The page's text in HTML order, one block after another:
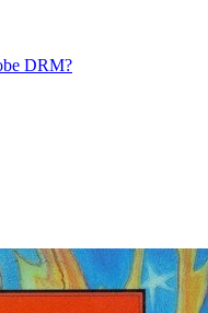
DRM?